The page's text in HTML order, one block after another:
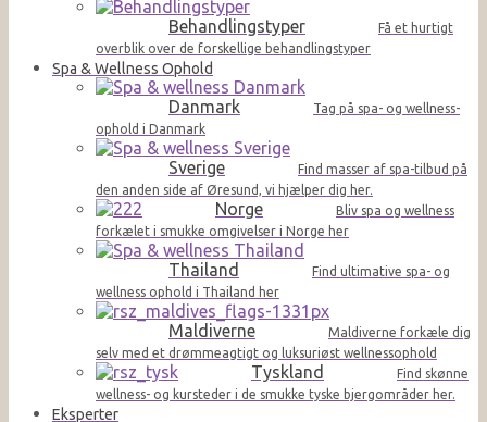
Behandlingstyper
Få et hurtigt
overblik over de forskellige behandlingstyper
Spa & Wellness Ophold
Danmark
Tag på spa- og wellness-
ophold i Danmark
Sverige
Find masser af spa-tilbud på
den anden side af Øresund, vi hjælper dig her.
Norge
Bliv spa og wellness
forkælet i smukke omgivelser i Norge her
Thailand
Find ultimative spa- og
wellness ophold i Thailand her
Maldiverne
Maldiverne forkæle dig
selv med et drømmeagtigt og luksuriøst wellnessophold
Tyskland
Find skønne
wellness- og kursteder i de smukke tyske bjergområder her.
Eksperter